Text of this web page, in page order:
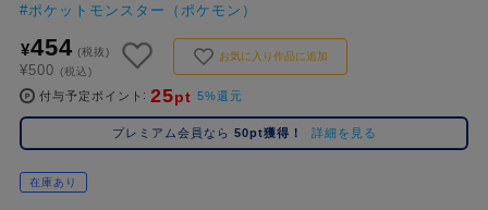
コ
レ
イ
ズ
#ポケットモンスター（ポケモン）
¥454 (税抜)
¥500 (税込)
お気に入り作品に追加
付与予定ポイント 25pt 5%還元
プレミアム会員なら 50pt獲得！ 詳細を見る
在庫あり